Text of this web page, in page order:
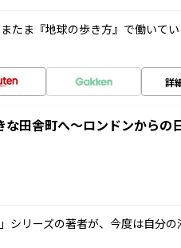
たま『地球の歩き方』で働いて
詳
田舎町へ～ロンドンからの
シリーズの著者が、今度は自分の